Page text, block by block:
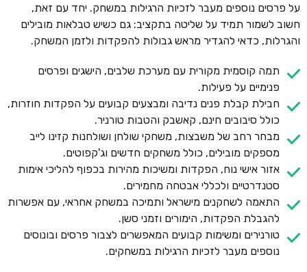
על פרסים נוספים מעבר לזכיות הרגילות במשחק. יחד עם זאת,
חשוב לשמור תמיד על שליטה בתקציב: גם כשיש טבלאות מובילים
והגרלות, כדאי להגדיר מראש גבולות להפקדות ולזמן המשחק.
תמה קוסמית מקורית עם מערכת שלבים, הישגים ופרסים
פנימיים על פעילות.
חבילת קבלת פנים נדיבה ומבצעים קבועים על הפקדות חוזרות,
כולל סיבובים חינם, קאשבק והטבות טורניר.
מבחר רחב של משבצות, משחקי שולחן ושולחנות קזינו לייב
מספקים מובילים, כולל משחקים חדשים וג'קפוטים.
אזור אישי נוח, הפקדות ומשיכות מהירות בכפוף להליכי אימות
סטנדרטיים ולכללי אבטחה מחמירים.
התאמה לשחקנים מישראל ותמיכה במשחק אחראי, עם אפשרות
להגבלת הפקדות, הימורים וזמני סשן.
טורנירים ומשימות קבועים המאפשרים לצבור פרסים ובונוסים
נוספים מעבר לזכיות הרגילות במשחקים.